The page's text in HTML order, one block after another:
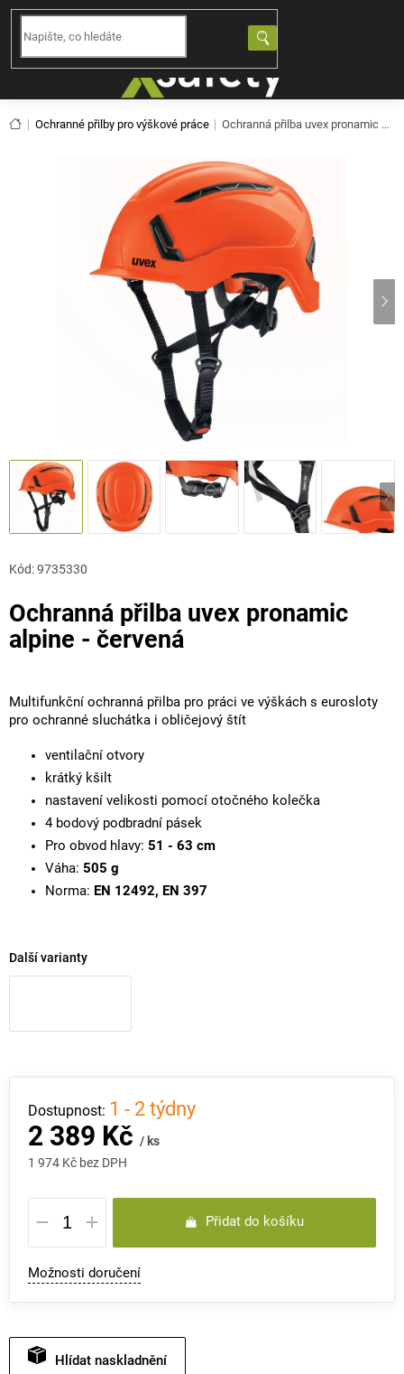
Přejít
obsah
Domů
Ochranné přilby pro výškové práce Ochranná přilba uvex pronamic alpine - červená
Ochranná přilba uvex pronamic
alpine - červená
Kód:9735330
Multifunkční ochranná přilba pro práci ve výškách s eurosloty
pro ochranné sluchátka i obličejový štít
ventilační otvory
krátký kšilt
nastavení velikosti pomocí otočného kolečka
4 bodový podbradní pásek
Pro obvod hlavy: 51 - 63 cm
Váha: 505 g
Norma: EN 12492, EN 397
Další varianty
2 389 Kč / ks
1 974 Kč bez DPH
Měrná
cena:
1 - 2 týdny
Přidat do košíku
Možnosti doručení
Hlídat